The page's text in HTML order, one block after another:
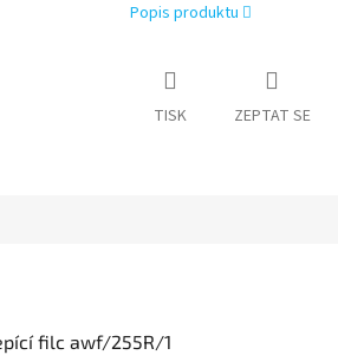
Popis produktu
TISK ZEPTAT SE
filc awf/255R/1